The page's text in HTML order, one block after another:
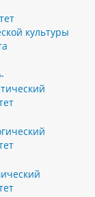
культуры